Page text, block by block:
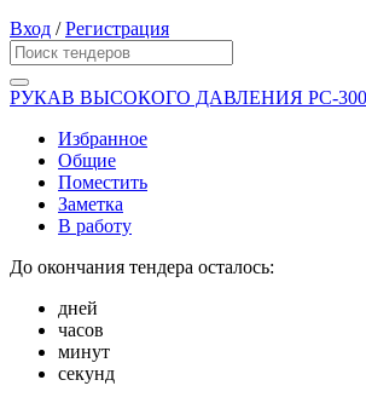
Вход /Регистрация
РУКАВ ВЫСОКОГО ДАВЛЕНИЯ РС-
Избранное
Общие
Поместить
Заметка
В работу
До окончания тендера осталось:
дней
часов
минут
секунд